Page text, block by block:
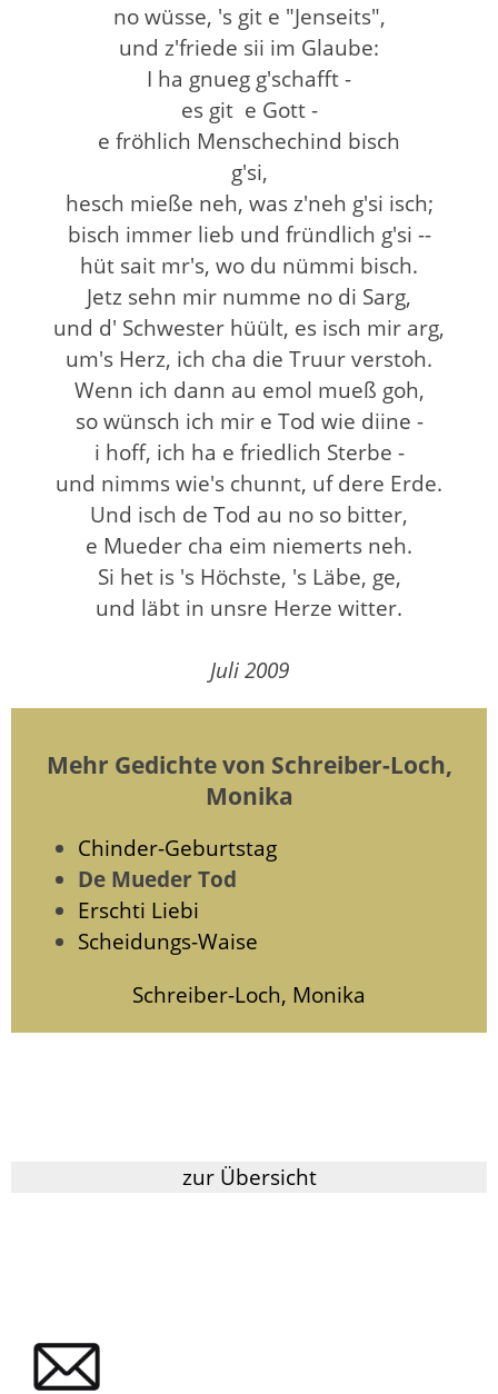
no wüsse, 's git e "Jenseits",
und z'friede sii im Glaube:
I ha gnueg g'schafft -
es git e Gott -
e fröhlich Menschechind bisch
g'si,
hesch mieße neh, was z'neh g'si isch;
bisch immer lieb und fründlich g'si --
hüt sait mr's, wo du nümmi bisch.
Jetz sehn mir numme no di Sarg,
und d' Schwester hüült, es isch mir arg,
um's Herz, ich cha die Truur verstoh.
Wenn ich dann au emol mueß goh,
so wünsch ich mir e Tod wie diine -
i hoff, ich ha e friedlich Sterbe -
und nimms wie's chunnt, uf dere Erde.
Und isch de Tod au no so bitter,
e Mueder cha eim niemerts neh.
Si het is 's Höchste, 's Läbe, ge,
und läbt in unsre Herze witter.
Juli 2009
Mehr Gedichte von Schreiber-Loch,
Monika
Chinder-Geburtstag
De Mueder Tod
Erschti Liebi
Scheidungs-Waise
Schreiber-Loch, Monika
zur Übersicht